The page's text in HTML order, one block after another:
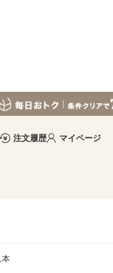
注文履歴 マイページ